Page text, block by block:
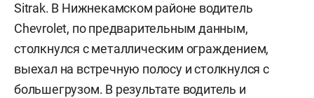
Sitrak. В Нижнекамском районе водитель
Chevrolet, по предварительным данным,
столкнулся с металлическим ограждением,
выехал на встречную полосу и столкнулся с
большегрузом. В результате водитель и